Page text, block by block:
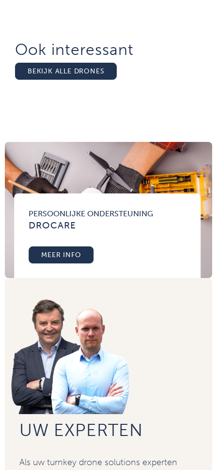
Ook interessant
BEKIJK ALLE DRONES
PERSOONLIJKE ONDERSTEUNING
DROCARE
MEER INFO
UW EXPERTEN
Als uw turnkey drone solutions experten